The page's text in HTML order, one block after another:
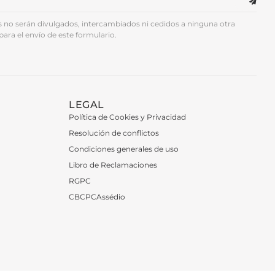
serán divulgados, intercambiados ni cedidos a ninguna otra
el envío de este formulario.
LEGAL
Política de Cookies y Privacidad
Resolución de conflictos
Condiciones generales de uso
Libro de Reclamaciones
RGPC
CBCPCAssédio